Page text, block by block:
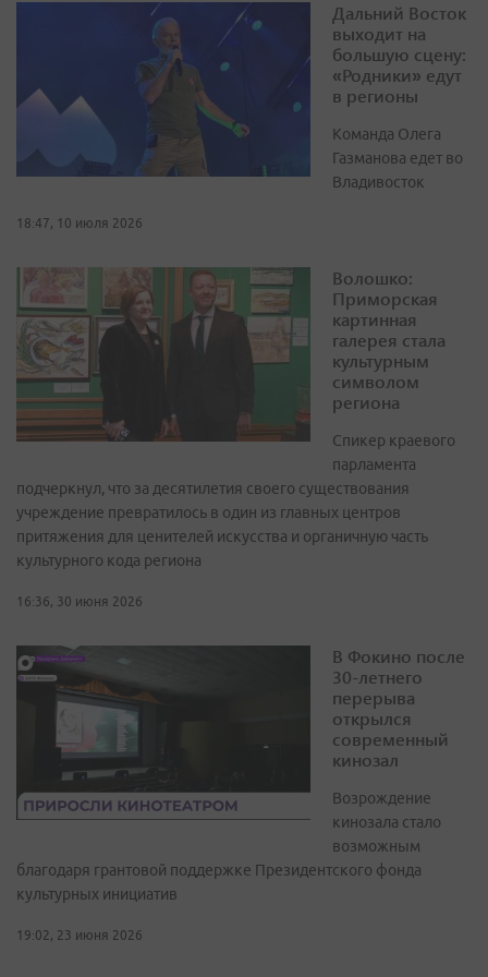
Дальний Восток
выходит на
большую сцену:
«Родники» едут
в регионы
Команда Олега
Газманова едет во
Владивосток
18:47, 10 июля 2026
Волошко:
Приморская
картинная
галерея стала
культурным
символом
региона
Спикер краевого
парламента
подчеркнул, что за десятилетия своего существования
учреждение превратилось в один из главных центров
притяжения для ценителей искусства и органичную часть
культурного кода региона
16:36, 30 июня 2026
В Фокино после
30-летнего
перерыва
открылся
современный
кинозал
Возрождение
кинозала стало
возможным
благодаря грантовой поддержке Президентского фонда
культурных инициатив
19:02, 23 июня 2026